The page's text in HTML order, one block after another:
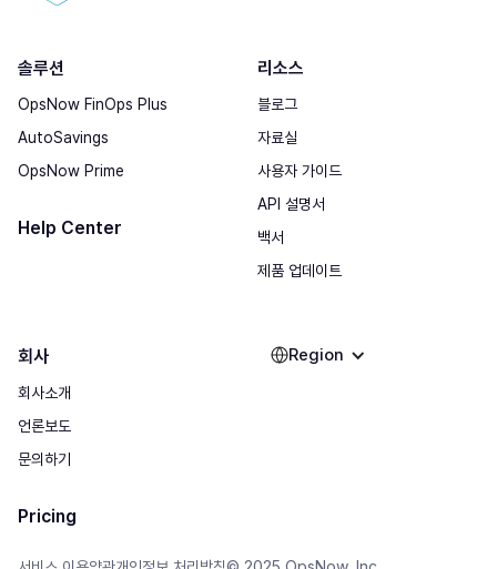
솔루션
OpsNow FinOps Plus
AutoSavings
OpsNow Prime
Help Center
리소스
블로그
자료실
사용자 가이드
API 설명서
백서
제품 업데이트
회사
회사소개
언론보도
문의하기
Pricing
Region